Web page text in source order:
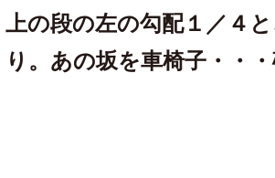
上の段の左の勾配１／４
り。あの坂を車椅子・・